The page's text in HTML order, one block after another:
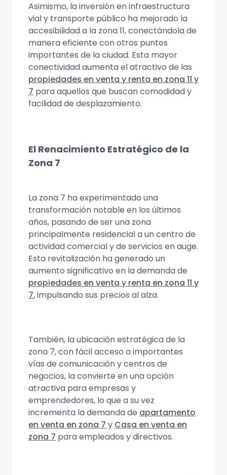
Asimismo, la inversión en infraestructura
vial y transporte público ha mejorado la
accesibilidad a la zona 11, conectándola de
manera eficiente con otros puntos
importantes de la ciudad. Esta mayor
conectividad aumenta el atractivo de las
propiedades en venta y renta en zona 11 y
7 para aquellos que buscan comodidad y
facilidad de desplazamiento.
El Renacimiento Estratégico de la
Zona 7
La zona 7 ha experimentado una
transformación notable en los últimos
años, pasando de ser una zona
principalmente residencial a un centro de
actividad comercial y de servicios en auge.
Esta revitalización ha generado un
aumento significativo en la demanda de
propiedades en venta y renta en zona 11 y
7, impulsando sus precios al alza.
También, la ubicación estratégica de la
zona 7, con fácil acceso a importantes
vías de comunicación y centros de
negocios, la convierte en una opción
atractiva para empresas y
emprendedores, lo que a su vez
incrementa la demanda de apartamento
en venta en zona 7 y Casa en venta en
zona 7 para empleados y directivos.